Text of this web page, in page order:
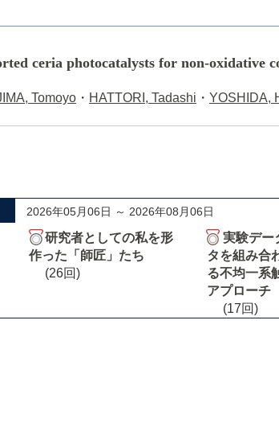
ceria photocatalysts for non-oxidative
Tomoyo ・ HATTORI, Tadashi ・ YOSHIDA,
2026年05月06日 ～ 2026年08月06日
研究者としての私を形
作った「師匠」たち
(26回)
実験デー
タを組み合
る不均一系
アプローチ
(17回)